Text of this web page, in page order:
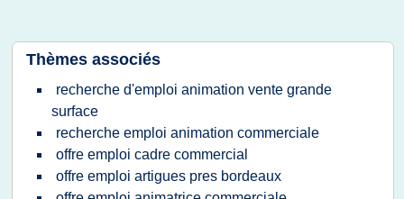
Thèmes associés
recherche d'emploi animation vente grande
surface
recherche emploi animation commerciale
offre emploi cadre commercial
offre emploi artigues pres bordeaux